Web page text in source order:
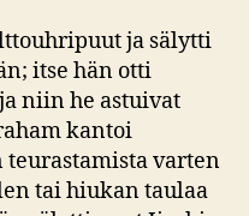
ja sälytti
itse hän otti
niin he astuivat
kantoi
varten
tai hiukan taulaa